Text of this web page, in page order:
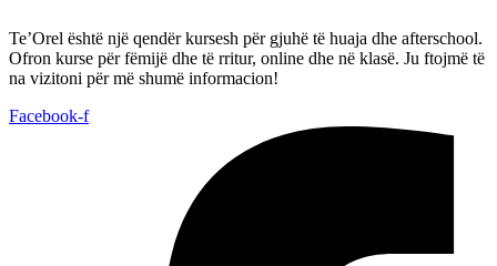
Te’Orel është një qendër kursesh për gjuhë të huaja dhe afterschool.
Ofron kurse për fëmijë dhe të rritur, online dhe në klasë. Ju ftojmë të
na vizitoni për më shumë informacion!
Facebook-f